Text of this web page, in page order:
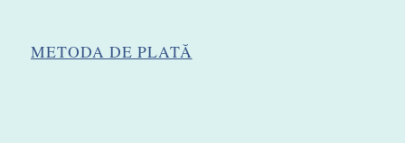
METODA DE PLATĂ